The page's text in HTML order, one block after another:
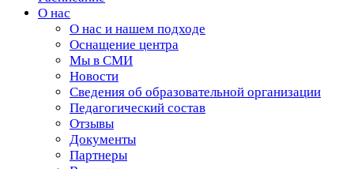
О нас
О нас и нашем подходе
Оснащение центра
Мы в СМИ
Новости
Сведения об образовательной организации
Педагогический состав
Отзывы
Документы
Партнеры